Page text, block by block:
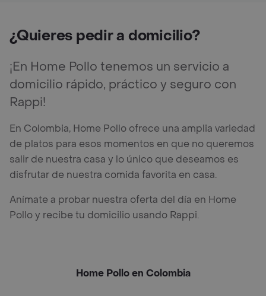
¿Quieres pedir a domicilio?
¡En Home Pollo tenemos un servicio a
domicilio rápido, práctico y seguro con
Rappi!
En Colombia, Home Pollo ofrece una amplia variedad
de platos para esos momentos en que no queremos
salir de nuestra casa y lo único que deseamos es
disfrutar de nuestra comida favorita en casa.
Anímate a probar nuestra oferta del día en Home
Pollo y recibe tu domicilio usando Rappi.
Home Pollo en Colombia